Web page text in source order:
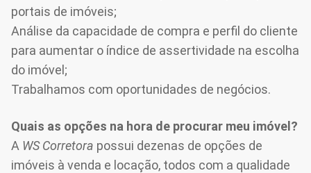
portais de imóveis;
Análise da capacidade de compra e perfil do cliente
para aumentar o índice de assertividade na escolha
do imóvel;
Trabalhamos com oportunidades de negócios.
Quais as opções na hora de procurar meu imóvel?
A WS Corretora possui dezenas de opções de
imóveis à venda e locação, todos com a qualidade